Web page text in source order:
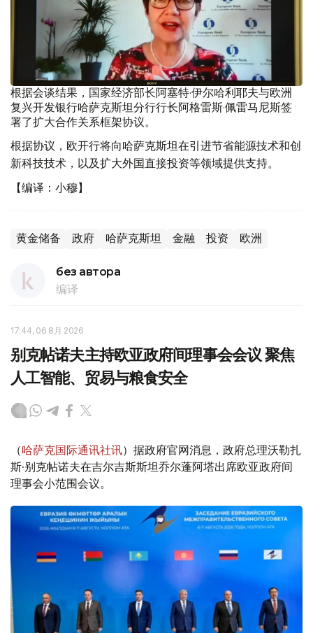
根据会谈结果，国家经济部长阿塞特·伊尔哈利耶夫与欧洲
复兴开发银行哈萨克斯坦分行行长阿格雷斯·佩雷马尼斯签
署了扩大合作关系框架协议。
根据协议，欧开行将向哈萨克斯坦在引进节省能源技术和创
新科技技术，以及扩大外国直接投资等领域提供支持。
【编译：小穆】
黄金储备 政府 哈萨克斯坦 金融 投资 欧洲
без автора
编译
17:44, 06 8月 2026
别克帖诺夫主持欧亚政府间理事会会议 聚焦
人工智能、贸易与粮食安全
（哈萨克国际通讯社讯）据政府官网消息，政府总理沃勒扎
斯·别克帖诺夫在吉尔吉斯斯坦乔尔蓬阿塔出席欧亚政府间
理事会小范围会议。